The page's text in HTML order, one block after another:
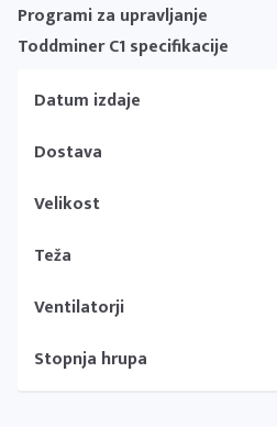
Programi za upravljanje
Toddminer C1 specifikacije
Datum izdaje
Dostava
Velikost
Teža
Ventilatorji
Stopnja hrupa